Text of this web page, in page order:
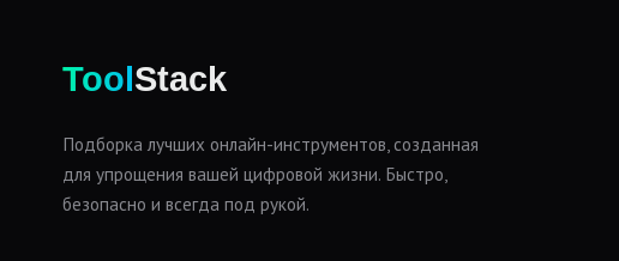
ToolStack
Подборка лучших онлайн-инструментов, созданная
для упрощения вашей цифровой жизни. Быстро,
безопасно и всегда под рукой.